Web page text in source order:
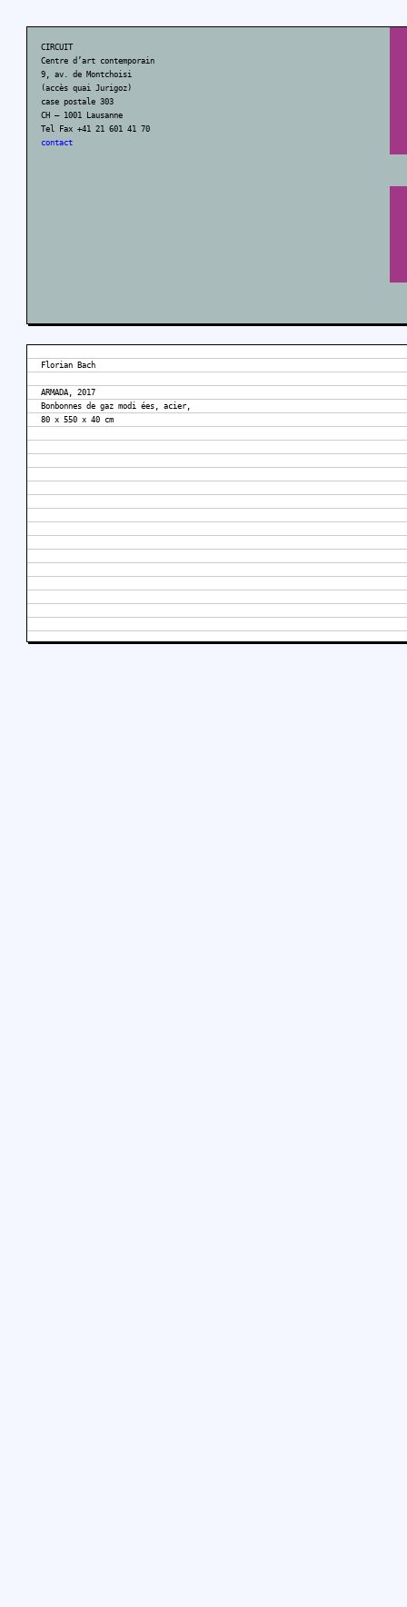
CIRCUIT
Centre d’art contemporain
9, av. de Montchoisi
(accès quai Jurigoz)
case postale 303
CH – 1001 Lausanne
Tel Fax +41 21 601 41 70
contact
Florian Bach
ARMADA, 2017
Bonbonnes de gaz modi ées, acier,
80 x 550 x 40 cm